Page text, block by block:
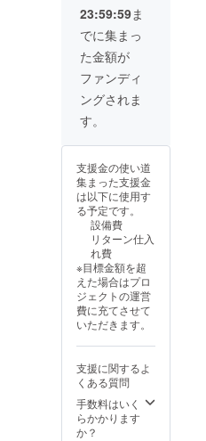
と異
なって
いても
かまい
ませ
ん。
③HP内
へのデ
芳名
※②と同
じ内容
にて芳
名いた
しま
サンク
スレ
ター ☆
支援
時、必
望され
る桜
ネーム
プレー
トの内
は統一
ま
す。）
の個人
名のみ
桜ネー
ムプ
レート
の内容
と異
なって
かまい
ませ
ん。
③ZEBR
A
Croissa
nt コー
ヒー券
４枚
（全ド
御芳名
は法
人、自
治体、
または
実在す
る団体
（競技
の名称
に限り
ます。
※文字数
によっ
ては、
スの関
係上、
文字の
サイズ
が小さ
ござい
ます。
特設
ページ
は出ま
せん。
③HP内
特設
ページ
へのデ
ジタル
芳名
にて芳
名いた
しま
す。 ④
サンク
スレ
ター ☆
支援
時、必
ず備考
欄に希
望され
る御芳
名のお
名前を
ご記入
くださ
い。 ＜
例＞ 芳
名板 山
ページ
へのデ
芳名
※①と同
にて芳
す。 ③
サンク
スレ
ター ☆
支援
時、必
ず備考
欄に希
望され
る御芳
名のお
名前を
ご記入
くださ
い。
いただ
いた内
容にて
進めま
すの
の名称
に限り
ます。
※文字数
によっ
ては、
スペー
文字の
サイズ
が小さ
くなる
ことが
ござい
ます。
②HP内
特設
ページ
へのデ
ジタル
芳名
※②と同
じ内容
名いた
しま
す。 ③
サンク
スポー
ツパー
ク店の
みで使
用可
能。 ※
使用期
9月1日
年3月31
日 ※現
金との
交換は
できま
せん。
は出ま
せん。
※郵送に
て提供
予定
②HP内
ページ
へのデ
ジタル
芳名 ※
１名様
23:59:59ま
でに集まっ
た金額が
ファンディ
ングされま
す。
支援金の使い道
集まった支援金
は以下に使用す
る予定です。
設備費
リターン仕入
れ費
※目標金額を超
えた場合はプロ
ジェクトの運営
費に充てさせて
いただきます。
支援に関するよ
くある質問
手数料はいく
らかかります
か？